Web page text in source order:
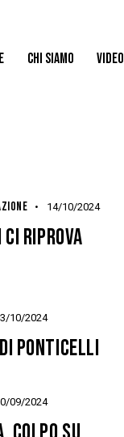
CHI SIAMO VIDEO
14/10/2024
RIPROVA
10/2024
PONTICELLI
09/2024